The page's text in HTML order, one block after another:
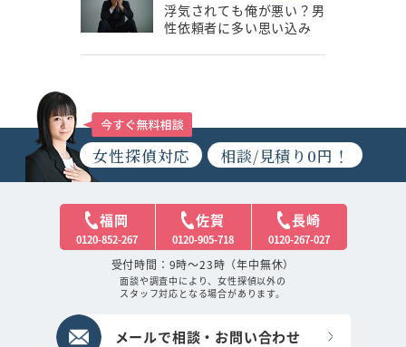
浮気されても俺が悪い？男
性依頼者に多い思い込み
女性探偵対応 相談/見積り0円！
福岡
0120-852-267
佐賀
0120-905-718
長崎
0120-267-027
受付時間：9時～23時（年中無休）
面談や調査中により、女性探偵以外の
スタッフ対応となる場合があります。
メールで相談・お問い合わせ